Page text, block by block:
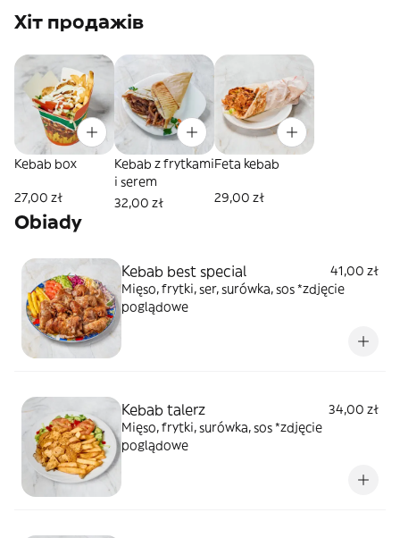
Хіт продажів
Kebab box
27,00 zł
Kebab z frytkami
i serem
32,00 zł
Feta kebab
29,00 zł
Obiady
Kebab best special
41,00 zł
Mięso, frytki, ser, surówka, sos *zdjęcie
poglądowe
Kebab talerz
34,00 zł
Mięso, frytki, surówka, sos *zdjęcie
poglądowe